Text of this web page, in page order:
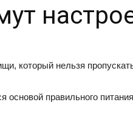
который нельзя
основой правильного